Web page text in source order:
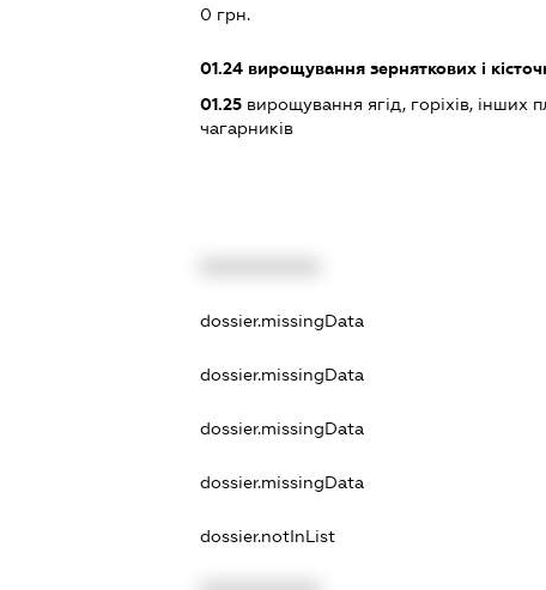
0 грн.
01.24 вирощування зерняткових і
01.25 вирощування ягід, горіхів, інших
чагарників
dossier.missingData
dossier.missingData
dossier.missingData
dossier.missingData
dossier.notInList